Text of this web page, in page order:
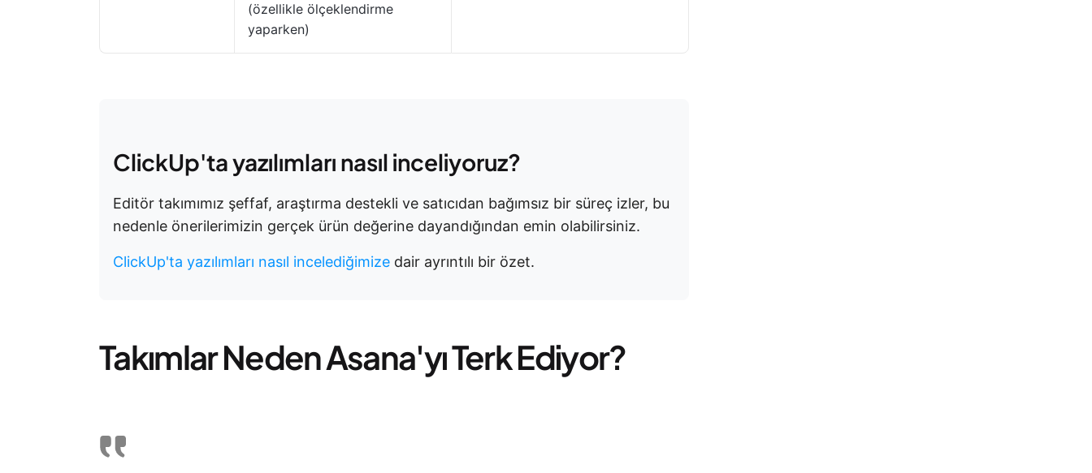
(özellikle ölçeklendirme
yaparken)
ClickUp'ta yazılımları nasıl inceliyoruz?
Editör takımımız şeffaf, araştırma destekli ve satıcıdan bağımsız bir süreç izler, bu
nedenle önerilerimizin gerçek ürün değerine dayandığından emin olabilirsiniz.
ClickUp'ta yazılımları nasıl incelediğimize dair ayrıntılı bir özet.
Takımlar Neden Asana'yı Terk Ediyor?